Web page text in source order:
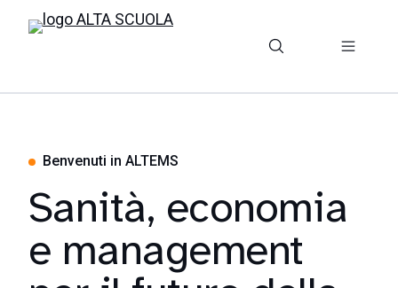
Benvenuti in ALTEMS
Sanità, economia
e management